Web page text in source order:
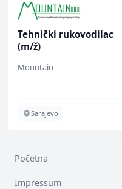
Tehnički rukovodilac
(m/ž)
Mountain
Sarajevo
Početna
Impressum